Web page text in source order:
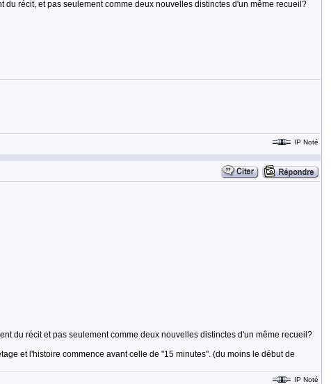
récit, et pas seulement comme deux nouvelles distinctes d'un même recueil?
IP Noté
du récit et pas seulement comme deux nouvelles distinctes d'un même recueil?
et l'histoire commence avant celle de "15 minutes". (du moins le début de
IP Noté